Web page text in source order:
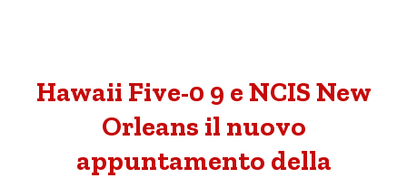
Hawaii Five-0 9 e NCIS New
Orleans il nuovo
appuntamento della